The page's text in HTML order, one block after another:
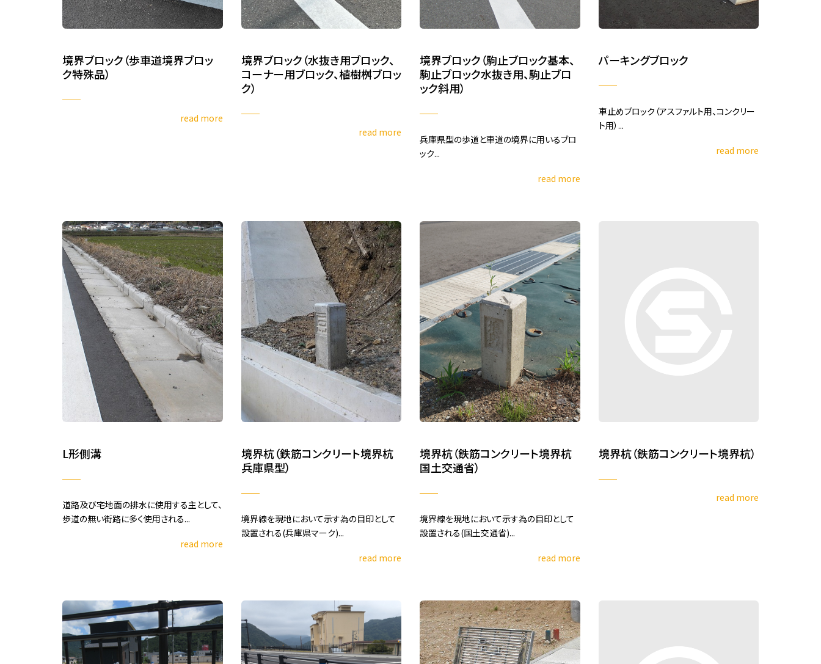
境界ブロック（歩車道境界ブロッ
ク特殊品）
read more
境界ブロック（水抜き用ブロック、
コーナー用ブロック、植樹桝ブロッ
ク）
read more
境界ブロック（駒止ブロック基本、
駒止ブロック水抜き用、駒止ブロ
ック斜用）
兵庫県型の歩道と車道の境界に用いるブロ
ック...
read more
パーキングブロック
車止めブロック（アスファルト用、コンクリー
ト用）...
read more
L形側溝
道路及び宅地面の排水に使用する主として、
歩道の無い街路に多く使用される...
read more
境界杭（鉄筋コンクリート境界杭
兵庫県型）
境界線を現地において示す為の目印として
設置される(兵庫県マーク)...
read more
境界杭（鉄筋コンクリート境界杭
国土交通省）
境界線を現地において示す為の目印として
設置される(国土交通省)...
read more
境界杭（鉄筋コンクリート境界杭）
read more